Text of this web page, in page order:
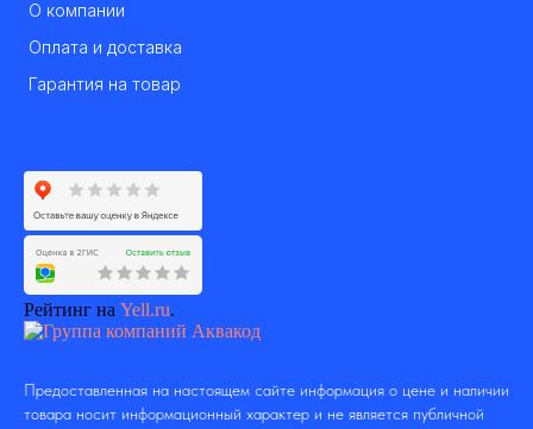
О компании
Оплата и доставка
Гарантия на товар
Рейтинг на Yell.ru.
Предоставленная на настоящем сайте информация о цене и наличии
товара носит информационный характер и не является публичной